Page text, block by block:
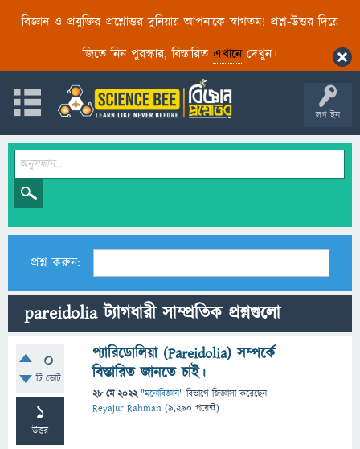
বিজ্ঞান ও প্রযুক্তির প্রশ্নোত্তর দুনিয়ায় আপনাকে স্বাগতম! প্রশ্ন-উত্তর দিয়ে
জিতে নিন পুরস্কার, বিস্তারিত এখানেদেখুন।
লগ ইন
প্রশ্ন করুন:
pareidolia ট্যাগধারী সাম্প্রতিক প্রশ্নগুলো
0
টি ভোট
1
উত্তর
প্যারিডোলিয়া (Pareidolia) সম্পর্কে
বিস্তারিত জানতে চাই।
28 মে 2022 "মনোবিজ্ঞান" বিভাগে জিজ্ঞাসাকরেছেন
Reyajur Rahman (9,290 পয়েন্ট)